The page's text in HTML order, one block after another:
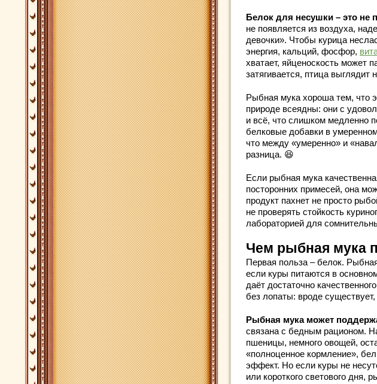
Белок для несушки – это не
не появляется из воздуха,
девочки». Чтобы курица
энергия, кальций, фосфор,
хватает, яйценоскость может
затягивается, птица выглядит
Рыбная мука хороша тем, что
природе всеядны: они с
и всё, что слишком медленно
белковые добавки в
что между «умеренно» и
разница. 😆
Если рыбная мука
посторонних примесей, она
продукт пахнет не просто
не проверять стойкость
лабораторией для
Чем рыбная мука
Первая польза – белок.
если куры питаются в
даёт достаточно
без лопаты: вроде
Рыбная мука может
связана с бедным рационом.
пшеницы, немного овощей,
«полноценное кормление»,
эффект. Но если куры не
или короткого светового дня,